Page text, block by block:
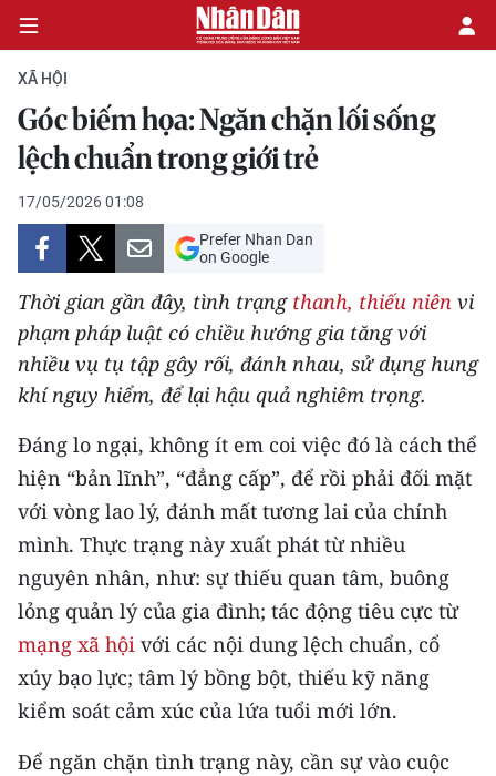
CHÍNH TRỊ
KINH TẾ
VĂN HÓA
XÃ HỘI
PHÁP LUẬT
THẾ GIỚI
THỂ THAO
GIÁO DỤC
Y TẾ
KHOA HỌC - CÔNG NGHỆ
XÃ HỘI
Góc biếm họa: Ngăn chặn lối sống
lệch chuẩn trong giới trẻ
17/05/2026 01:08
Prefer Nhan Dan
on Google
Thời gian gần đây, tình trạng thanh, thiếu niên vi
phạm pháp luật có chiều hướng gia tăng với
nhiều vụ tụ tập gây rối, đánh nhau, sử dụng hung
khí nguy hiểm, để lại hậu quả nghiêm trọng.
Đáng lo ngại, không ít em coi việc đó là cách thể
hiện “bản lĩnh”, “đẳng cấp”, để rồi phải đối mặt
với vòng lao lý, đánh mất tương lai của chính
mình. Thực trạng này xuất phát từ nhiều
nguyên nhân, như: sự thiếu quan tâm, buông
lỏng quản lý của gia đình; tác động tiêu cực từ
mạng xã hội với các nội dung lệch chuẩn, cổ
xúy bạo lực; tâm lý bồng bột, thiếu kỹ năng
kiểm soát cảm xúc của lứa tuổi mới lớn.
Để ngăn chặn tình trạng này, cần sự vào cuộc